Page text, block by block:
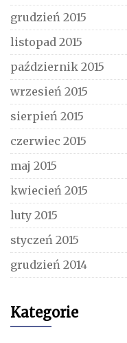
grudzień 2015
listopad 2015
październik 2015
wrzesień 2015
sierpień 2015
czerwiec 2015
maj 2015
kwiecień 2015
luty 2015
styczeń 2015
grudzień 2014
Kategorie